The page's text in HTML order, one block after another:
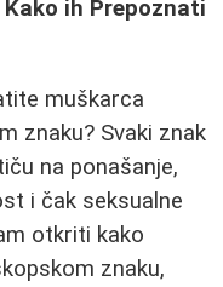
ih Prepoznati
muškarca
znaku? Svaki znak
na ponašanje,
i čak seksualne
otkriti kako
znaku,